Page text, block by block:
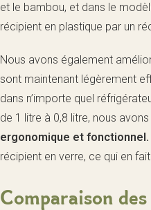
et le bambou, et dans le
récipient en plastique par un
Nous avons également
sont maintenant légèrement
dans n’importe quel
de 1 litre à 0,8 litre, nous
ergonomique et fonctionnel.
récipient en verre, ce qui en
Comparaison